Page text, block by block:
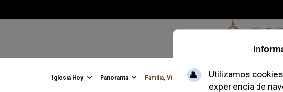
Iglesia Hoy Panorama Familia, Vida, Identidad Credofobiómetro